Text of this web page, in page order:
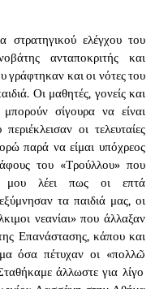
ελέγχου του
ανταποκριτής και
και οι νότες του
Οι μαθητές, γονείς και
σίγουρα να είναι
οι τελευταίες
παρά να είμαι υπόχρεος
του «Τρούλλου» που
μου λέει πως οι επτά
τα παιδιά μας, οι
νεανίαι» που άλλαξαν
Επανάστασης, κάπου και
όσα πέτυχαν οι «πολλῶ
άλλωστε για λίγο